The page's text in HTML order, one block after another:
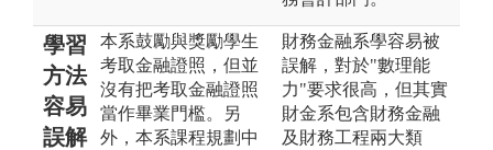
學習
方法
容易
誤解
本系鼓勵與獎勵學生
考取金融證照，但並
沒有把考取金融證照
當作畢業門檻。另
外，本系課程規劃中
財務金融系學容易被
誤解，對於"數理能
力"要求很高，但其實
財金系包含財務金融
及財務工程兩大類